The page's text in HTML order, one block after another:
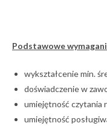
Podstawowe
wykształcenie min.
doświadczenie w
umiejętność czytania
umiejętność